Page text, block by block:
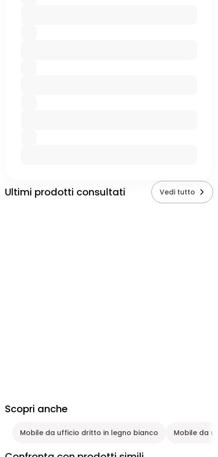
Ultimi prodotti consultati Vedi tutto
Scopri anche
Mobile da ufficio dritto in legno bianco Mobile da